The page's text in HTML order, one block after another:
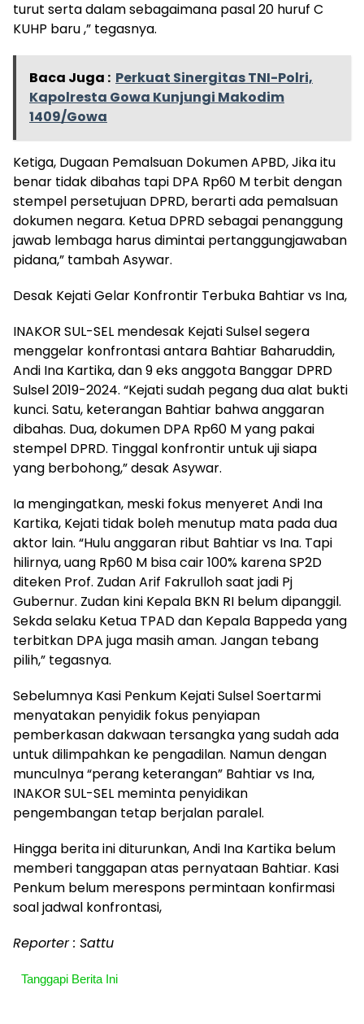
turut serta dalam sebagaimana pasal 20 huruf C
KUHP baru ,” tegasnya.
Baca Juga : Perkuat Sinergitas TNI-Polri,
Kapolresta Gowa Kunjungi Makodim
1409/Gowa
‎Ketiga, Dugaan Pemalsuan Dokumen APBD, Jika itu
benar tidak dibahas tapi DPA Rp60 M terbit dengan
stempel persetujuan DPRD, berarti ada pemalsuan
dokumen negara. Ketua DPRD sebagai penanggung
jawab lembaga harus dimintai pertanggungjawaban
pidana,” tambah Asywar.
‎Desak Kejati Gelar Konfrontir Terbuka Bahtiar vs Ina,
‎INAKOR SUL-SEL mendesak Kejati Sulsel segera
menggelar konfrontasi antara Bahtiar Baharuddin,
Andi Ina Kartika, dan 9 eks anggota Banggar DPRD
Sulsel 2019-2024. “Kejati sudah pegang dua alat bukti
kunci. Satu, keterangan Bahtiar bahwa anggaran
dibahas. Dua, dokumen DPA Rp60 M yang pakai
stempel DPRD. Tinggal konfrontir untuk uji siapa
yang berbohong,” desak Asywar.
‎Ia mengingatkan, meski fokus menyeret Andi Ina
Kartika, Kejati tidak boleh menutup mata pada dua
aktor lain. “Hulu anggaran ribut Bahtiar vs Ina. Tapi
hilirnya, uang Rp60 M bisa cair 100% karena SP2D
diteken Prof. Zudan Arif Fakrulloh saat jadi Pj
Gubernur. Zudan kini Kepala BKN RI belum dipanggil.
Sekda selaku Ketua TPAD dan Kepala Bappeda yang
terbitkan DPA juga masih aman. Jangan tebang
pilih,” tegasnya.
‎Sebelumnya Kasi Penkum Kejati Sulsel Soertarmi
menyatakan penyidik fokus penyiapan
pemberkasan dakwaan tersangka yang sudah ada
untuk dilimpahkan ke pengadilan. Namun dengan
munculnya “perang keterangan” Bahtiar vs Ina,
INAKOR SUL-SEL meminta penyidikan
pengembangan tetap berjalan paralel.
‎Hingga berita ini diturunkan, Andi Ina Kartika belum
memberi tanggapan atas pernyataan Bahtiar. Kasi
Penkum belum merespons permintaan konfirmasi
soal jadwal konfrontasi,
Reporter : Sattu
Tanggapi Berita Ini